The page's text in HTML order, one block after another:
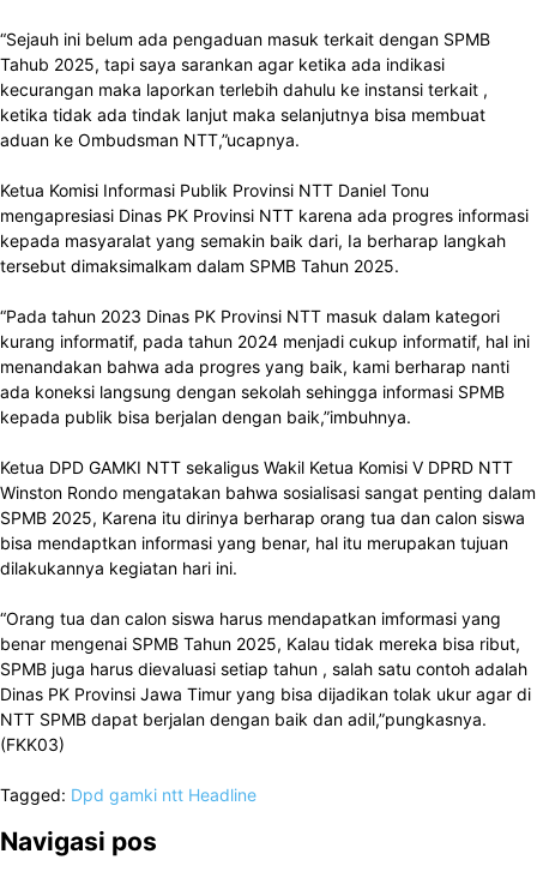
“Sejauh ini belum ada pengaduan masuk terkait dengan SPMB
Tahub 2025, tapi saya sarankan agar ketika ada indikasi
kecurangan maka laporkan terlebih dahulu ke instansi terkait ,
ketika tidak ada tindak lanjut maka selanjutnya bisa membuat
aduan ke Ombudsman NTT,”ucapnya.
Ketua Komisi Informasi Publik Provinsi NTT Daniel Tonu
mengapresiasi Dinas PK Provinsi NTT karena ada progres informasi
kepada masyaralat yang semakin baik dari, Ia berharap langkah
tersebut dimaksimalkam dalam SPMB Tahun 2025.
“Pada tahun 2023 Dinas PK Provinsi NTT masuk dalam kategori
kurang informatif, pada tahun 2024 menjadi cukup informatif, hal ini
menandakan bahwa ada progres yang baik, kami berharap nanti
ada koneksi langsung dengan sekolah sehingga informasi SPMB
kepada publik bisa berjalan dengan baik,”imbuhnya.
Ketua DPD GAMKI NTT sekaligus Wakil Ketua Komisi V DPRD NTT
Winston Rondo mengatakan bahwa sosialisasi sangat penting dalam
SPMB 2025, Karena itu dirinya berharap orang tua dan calon siswa
bisa mendaptkan informasi yang benar, hal itu merupakan tujuan
dilakukannya kegiatan hari ini.
“Orang tua dan calon siswa harus mendapatkan imformasi yang
benar mengenai SPMB Tahun 2025, Kalau tidak mereka bisa ribut,
SPMB juga harus dievaluasi setiap tahun , salah satu contoh adalah
Dinas PK Provinsi Jawa Timur yang bisa dijadikan tolak ukur agar di
NTT SPMB dapat berjalan dengan baik dan adil,”pungkasnya.
(FKK03)
Tagged: Dpd gamki ntt Headline
Navigasi pos